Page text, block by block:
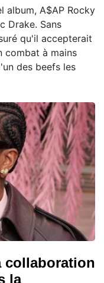
album, A$AP Rocky
Drake. Sans
qu'il accepterait
combat à mains
des beefs les
collaboration
la